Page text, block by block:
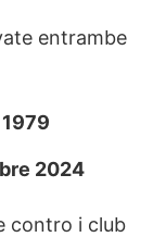
entrambe
2024
contro i club